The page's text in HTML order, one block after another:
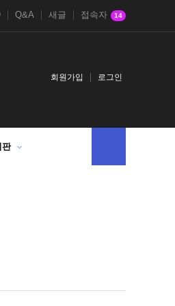
Q&A 새글 접속자 14
회원가입 로그인
판